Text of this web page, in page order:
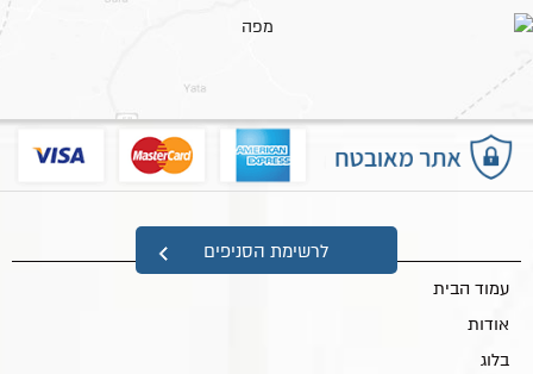
לרשימת הסניפים
מפת אתר
עמוד הבית
אודות
בלוג